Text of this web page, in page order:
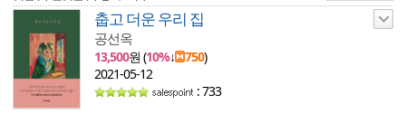
춥고 더운 우리 집
공선옥
13,500원 (10%↓ 750)
2021-05-12
: 733